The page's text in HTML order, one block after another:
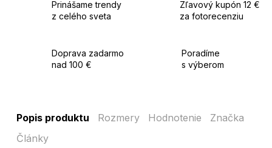
Prinášame trendy
z celého sveta
Zľavový kupón 12 €
za fotorecenziu
Doprava zadarmo
nad 100 €
Poradíme
s výberom
Popis produktu Rozmery Hodnotenie
Značka
Články